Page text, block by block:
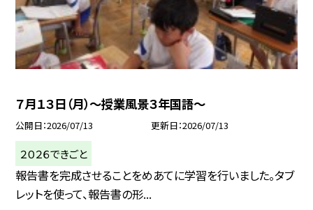
７月１３日（月）～授業風景３年国語～
公開日 2026/07/13 更新日 2026/07/13
２０２６できごと
報告書を完成させることをめあてに学習を行いました。タブ
レットを使って、報告書の形...